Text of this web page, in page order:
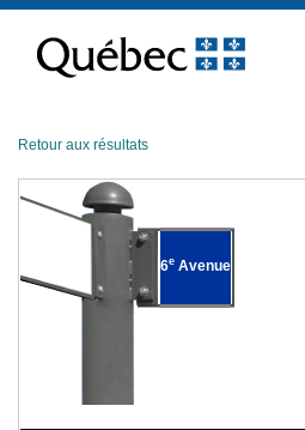
contenu
Retour aux résultats
6e Avenue